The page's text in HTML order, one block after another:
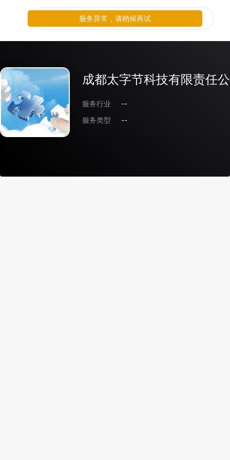
成都太字节科技有限责任
服务行业
--
服务类型
--
服务异常，请稍候再试